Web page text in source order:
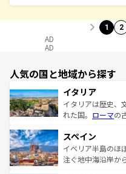
1 2
AD
AD
人気の国と地域から探す
イタリア
イタリアは歴史、
れた国。 ローマの
ろん、トスカーナ
景など、自然景観
ピザやパスタなど
スペイン
イベリア半島のほ
注ぐ地中海沿岸か